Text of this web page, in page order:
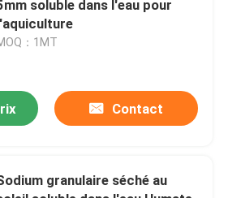
d'algue
varech
soluble dans l'eau pour
：1MT
Contact
granulaire séché au